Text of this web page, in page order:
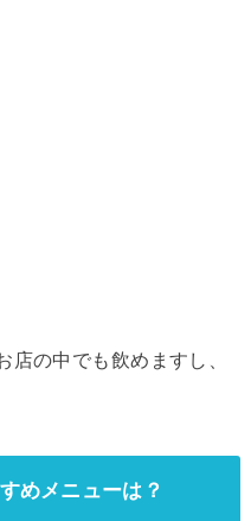
店の中でも飲めますし、
めメニューは？